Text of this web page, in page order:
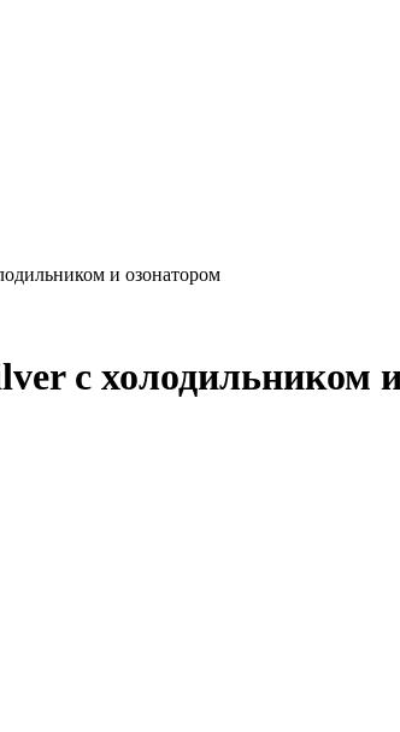
и озонатором
с холодильником